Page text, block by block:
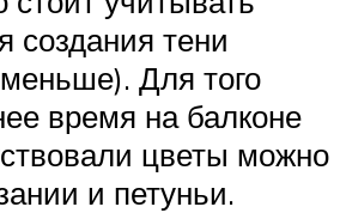
создания тени
Для того
время на балконе
цветы можно
и петуньи.